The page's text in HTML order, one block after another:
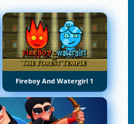
Fireboy And Watergirl 1